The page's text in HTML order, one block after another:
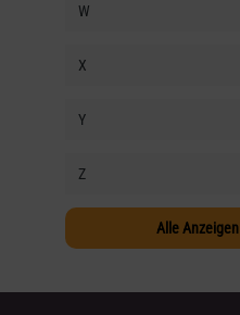
W
X
Y
Z
Alle Anzeigen